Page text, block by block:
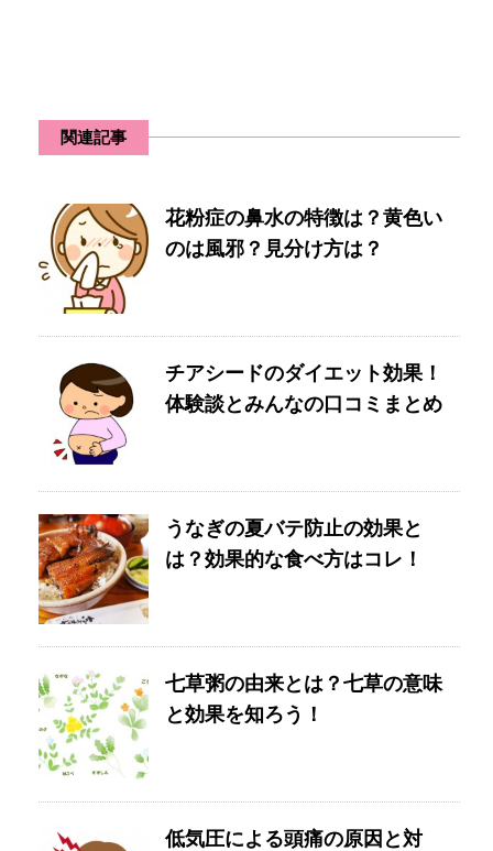
関連記事
花粉症の鼻水の特徴は？黄色い
のは風邪？見分け方は？
チアシードのダイエット効果！
体験談とみんなの口コミまとめ
うなぎの夏バテ防止の効果と
は？効果的な食べ方はコレ！
七草粥の由来とは？七草の意味
と効果を知ろう！
低気圧による頭痛の原因と対